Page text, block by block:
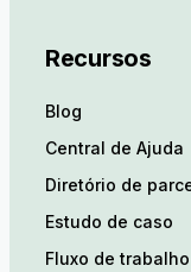
Recursos
Blog
Central de Ajuda
Diretório de
Estudo de caso
Fluxo de